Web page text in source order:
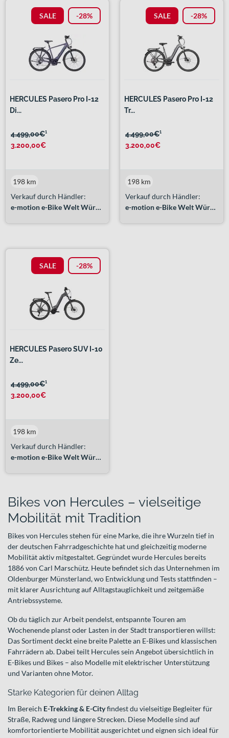
SALE -28%
HERCULES Pasero Pro I-12
Di...
4.499,00€¹
3.200,00€
Verkauf durch Händler:
e-motion e-Bike Welt Würzburg
198 km
SALE -28%
HERCULES Pasero Pro I-12
Tr...
4.499,00€¹
3.200,00€
Verkauf durch Händler:
e-motion e-Bike Welt Würzburg
198 km
SALE -28%
HERCULES Pasero SUV I-10
Ze...
4.499,00€¹
3.200,00€
Verkauf durch Händler:
e-motion e-Bike Welt Würzburg
198 km
Bikes von Hercules – vielseitige
Mobilität mit Tradition
Bikes von Hercules stehen für eine Marke, die ihre Wurzeln tief in
der deutschen Fahrradgeschichte hat und gleichzeitig moderne
Mobilität aktiv mitgestaltet. Gegründet wurde Hercules bereits
1886 von Carl Marschütz. Heute befindet sich das Unternehmen im
Oldenburger Münsterland, wo Entwicklung und Tests stattfinden –
mit klarer Ausrichtung auf Alltagstauglichkeit und zeitgemäße
Antriebssysteme.
Ob du täglich zur Arbeit pendelst, entspannte Touren am
Wochenende planst oder Lasten in der Stadt transportieren willst:
Das Sortiment deckt eine breite Palette an E-Bikes und klassischen
Fahrrädern ab. Dabei teilt Hercules sein Angebot übersichtlich in
E-Bikes und Bikes – also Modelle mit elektrischer Unterstützung
und Varianten ohne Motor.
Starke Kategorien für deinen Alltag
Im Bereich E-Trekking & E-Cityfindest du vielseitige Begleiter für
Straße, Radweg und längere Strecken. Diese Modelle sind auf
komfortorientierte Mobilität ausgerichtet und eignen sich ideal für